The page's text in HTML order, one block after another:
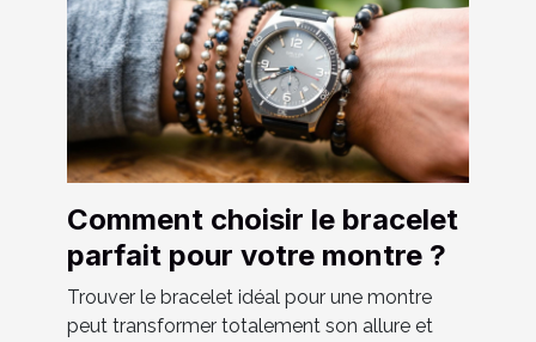
Comment choisir le bracelet
parfait pour votre montre ?
Trouver le bracelet idéal pour une montre
peut transformer totalement son allure et